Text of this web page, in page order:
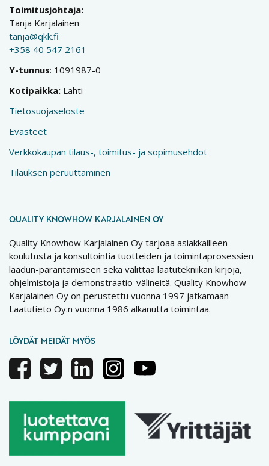
Toimitusjohtaja:
Tanja Karjalainen
tanja@qkk.fi
+358 40 547 2161
Y-tunnus: 1091987-0
Kotipaikka: Lahti
Tietosuojaseloste
Evästeet
Verkkokaupan tilaus-, toimitus- ja sopimusehdot
Tilauksen peruuttaminen
QUALITY KNOWHOW KARJALAINEN OY
Quality Knowhow Karjalainen Oy tarjoaa asiakkailleen
koulutusta ja konsultointia tuotteiden ja toimintaprosessien
laadun-parantamiseen sekä välittää laatutekniikan kirjoja,
ohjelmistoja ja demonstraatio-välineitä. Quality Knowhow
Karjalainen Oy on perustettu vuonna 1997 jatkamaan
Laatutieto Oy:n vuonna 1986 alkanutta toimintaa.
LÖYDÄT MEIDÄT MYÖS
FacebookTwitterLinkedinInstagramYoutube